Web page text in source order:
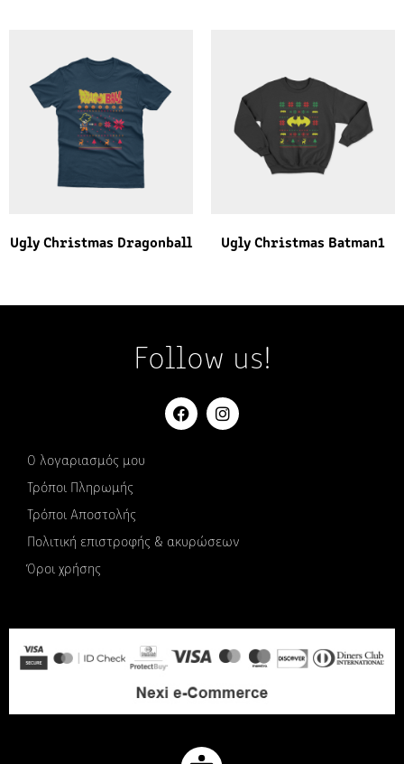
Ugly Christmas Dragonball Ugly Christmas Batman1
Follow us!
Ο λογαριασμός μου
Τρόποι Πληρωμής
Τρόποι Αποστολής
Πολιτική επιστροφής & ακυρώσεων
Όροι χρήσης